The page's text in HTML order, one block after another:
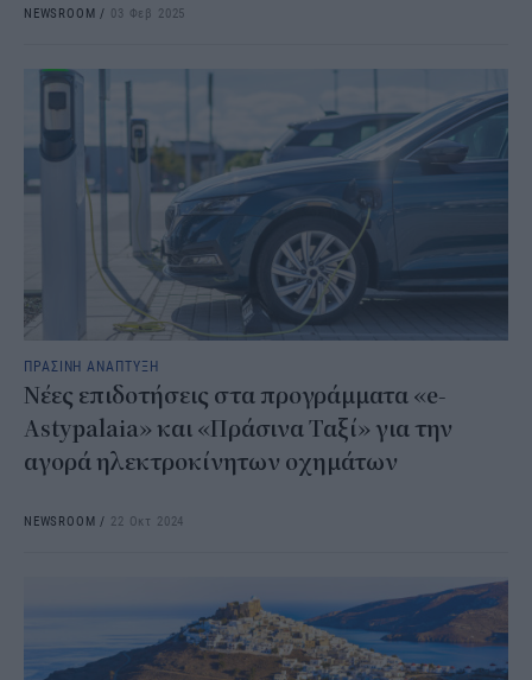
NEWSROOM / 03 Φεβ 2025
ΠΡΑΣΙΝΗ ΑΝΑΠΤΥΞΗ
Νέες επιδοτήσεις στα προγράμματα «e-
Astypalaia» και «Πράσινα Ταξί» για την
αγορά ηλεκτροκίνητων οχημάτων
NEWSROOM / 22 Οκτ 2024